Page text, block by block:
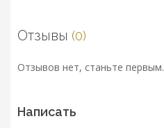
Отзывы (0)
Отзывов нет, станьте первым.
Написать